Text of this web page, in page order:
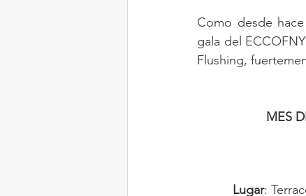
Como desde
gala del
Flushing,
MES
Lugar: